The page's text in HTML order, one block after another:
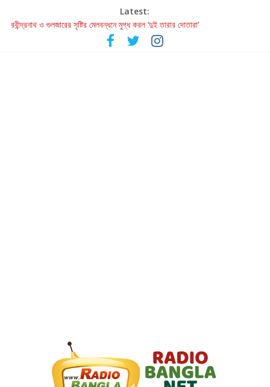
Latest:
রবীন্দ্রনাথ ও গুলজারের সৃষ্টির মেলবন্ধনে মুগ্ধ করল ‘দুই তারার দোতারা’
কলের গান থেকে রীলস্ — বাঙালির গান শোনার বিবর্তনের গল্প
জগন্নাথমঙ্গলম্ — বাংলায় প্রথমবার মঞ্চে এবার রথযাত্রার উদযাপন